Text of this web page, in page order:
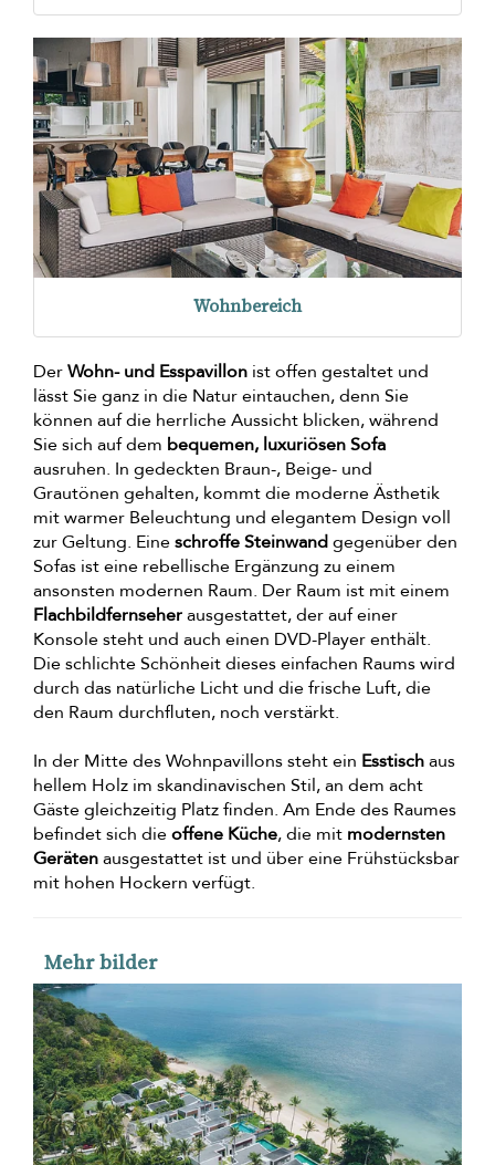
Wohnbereich
DerWohn- und Esspavillon ist offen gestaltet und
lässt Sie ganz in die Natur eintauchen, denn Sie
können auf die herrliche Aussicht blicken, während
Sie sich auf dem bequemen, luxuriösen Sofa
ausruhen. In gedeckten Braun-, Beige- und
Grautönen gehalten, kommt die moderne Ästhetik
mit warmer Beleuchtung und elegantem Design voll
zur Geltung. Eineschroffe Steinwandgegenüber den
Sofas ist eine rebellische Ergänzung zu einem
ansonsten modernen Raum. Der Raum ist mit einem
Flachbildfernseherausgestattet, der auf einer
Konsole steht und auch einen DVD-Player enthält.
Die schlichte Schönheit dieses einfachen Raums wird
durch das natürliche Licht und die frische Luft, die
den Raum durchfluten, noch verstärkt.
In der Mitte des Wohnpavillons steht ein Esstischaus
hellem Holz im skandinavischen Stil, an dem acht
Gäste gleichzeitig Platz finden. Am Ende des Raumes
befindet sich dieoffene Küche, die mit modernsten
Gerätenausgestattet ist und über eine Frühstücksbar
mit hohen Hockern verfügt.
Mehr bilder